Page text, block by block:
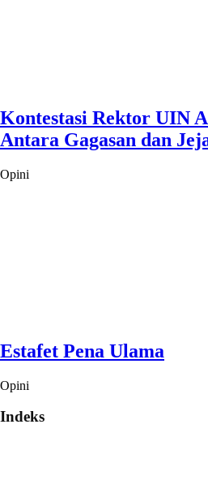
Kontestasi Rektor UIN
Antara Gagasan dan
Opini
Estafet Pena Ulama
Opini
Indeks